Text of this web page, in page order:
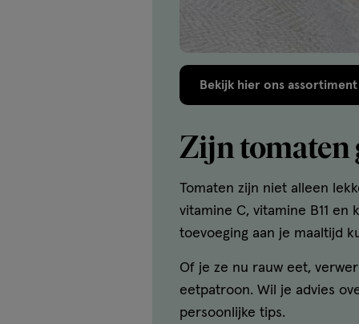
Bekijk hier ons
Zijn tomaten
Tomaten zijn niet alleen
vitamine C, vitamine B11
toevoeging aan je maaltijd
Of je ze nu rauw eet,
eetpatroon. Wil je advies
persoonlijke tips.